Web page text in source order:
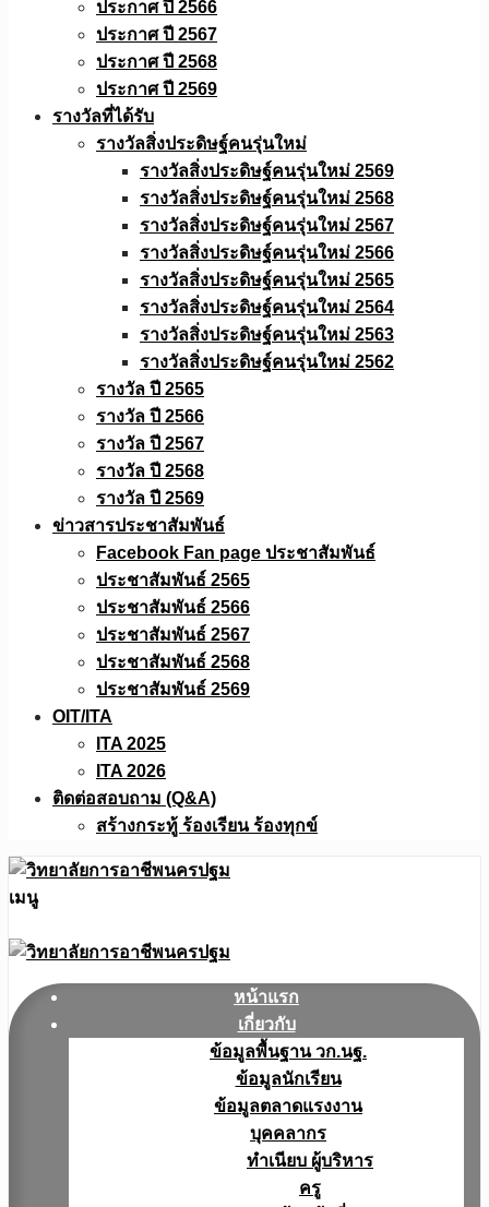
ประกาศ ปี 2566
ประกาศ ปี 2567
ประกาศ ปี 2568
ประกาศ ปี 2569
รางวัลที่ได้รับ
รางวัลสิ่งประดิษฐ์คนรุ่นใหม่
รางวัลสิ่งประดิษฐ์คนรุ่นใหม่ 2569
รางวัลสิ่งประดิษฐ์คนรุ่นใหม่ 2568
รางวัลสิ่งประดิษฐ์คนรุ่นใหม่ 2567
รางวัลสิ่งประดิษฐ์คนรุ่นใหม่ 2566
รางวัลสิ่งประดิษฐ์คนรุ่นใหม่ 2565
รางวัลสิ่งประดิษฐ์คนรุ่นใหม่ 2564
รางวัลสิ่งประดิษฐ์คนรุ่นใหม่ 2563
รางวัลสิ่งประดิษฐ์คนรุ่นใหม่ 2562
รางวัล ปี 2565
รางวัล ปี 2566
รางวัล ปี 2567
รางวัล ปี 2568
รางวัล ปี 2569
ข่าวสารประชาสัมพันธ์
Facebook Fan page ประชาสัมพันธ์
ประชาสัมพันธ์ 2565
ประชาสัมพันธ์ 2566
ประชาสัมพันธ์ 2567
ประชาสัมพันธ์ 2568
ประชาสัมพันธ์ 2569
OIT/ITA
ITA 2025
ITA 2026
ติดต่อสอบถาม (Q&A)
สร้างกระทู้ ร้องเรียน ร้องทุกข์
เมนู
หน้าแรก
เกี่ยวกับ
ข้อมูลพื้นฐาน วก.นฐ.
ข้อมูลนักเรียน
ข้อมูลตลาดแรงงาน
บุคคลากร
ทำเนียบ ผู้บริหาร
ครู